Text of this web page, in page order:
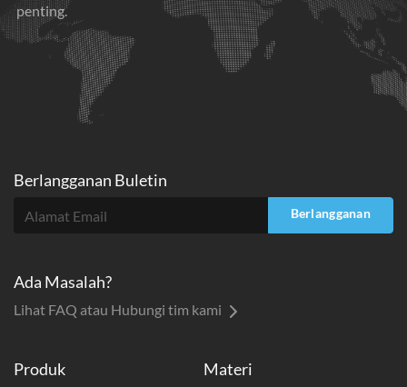
penting.
Produk Materi
Berlangganan Buletin
Berlangganan
Ada Masalah?
Lihat FAQ atau Hubungi tim kami